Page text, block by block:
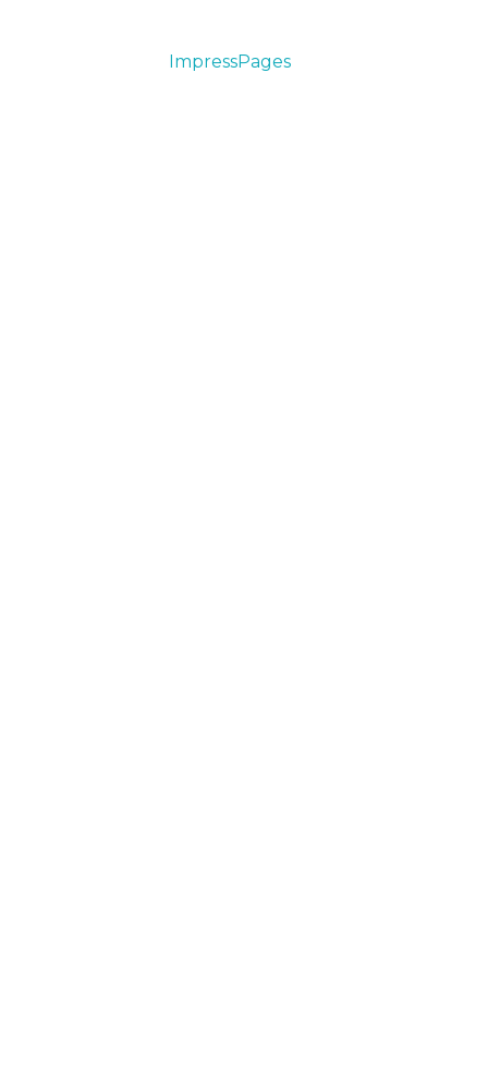
ImpressPages